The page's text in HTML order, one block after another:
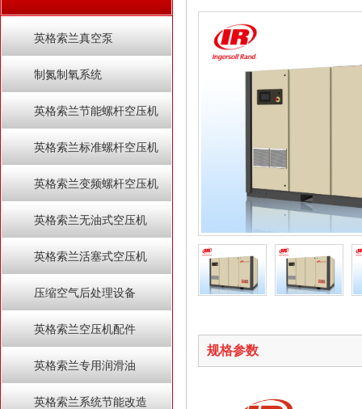
英格索兰真空泵
制氮制氧系统
英格索兰节能螺杆空压机
英格索兰标准螺杆空压机
英格索兰变频螺杆空压机
英格索兰无油式空压机
英格索兰活塞式空压机
压缩空气后处理设备
英格索兰空压机配件
英格索兰专用润滑油
英格索兰系统节能改造
规格参数